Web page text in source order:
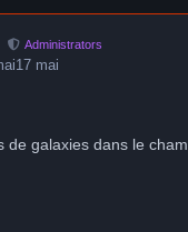
Administrators
17 mai
de galaxies dans le